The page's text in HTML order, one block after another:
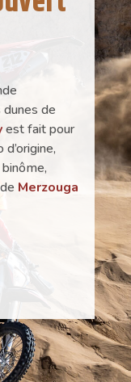
dunes de
est fait pour
Merzouga